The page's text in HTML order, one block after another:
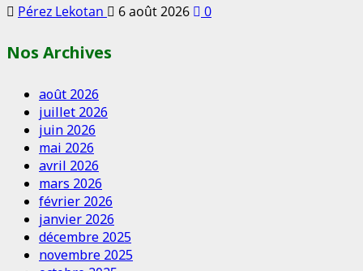
Pérez Lekotan 6 août 2026 0
Nos Archives
août 2026
juillet 2026
juin 2026
mai 2026
avril 2026
mars 2026
février 2026
janvier 2026
décembre 2025
novembre 2025